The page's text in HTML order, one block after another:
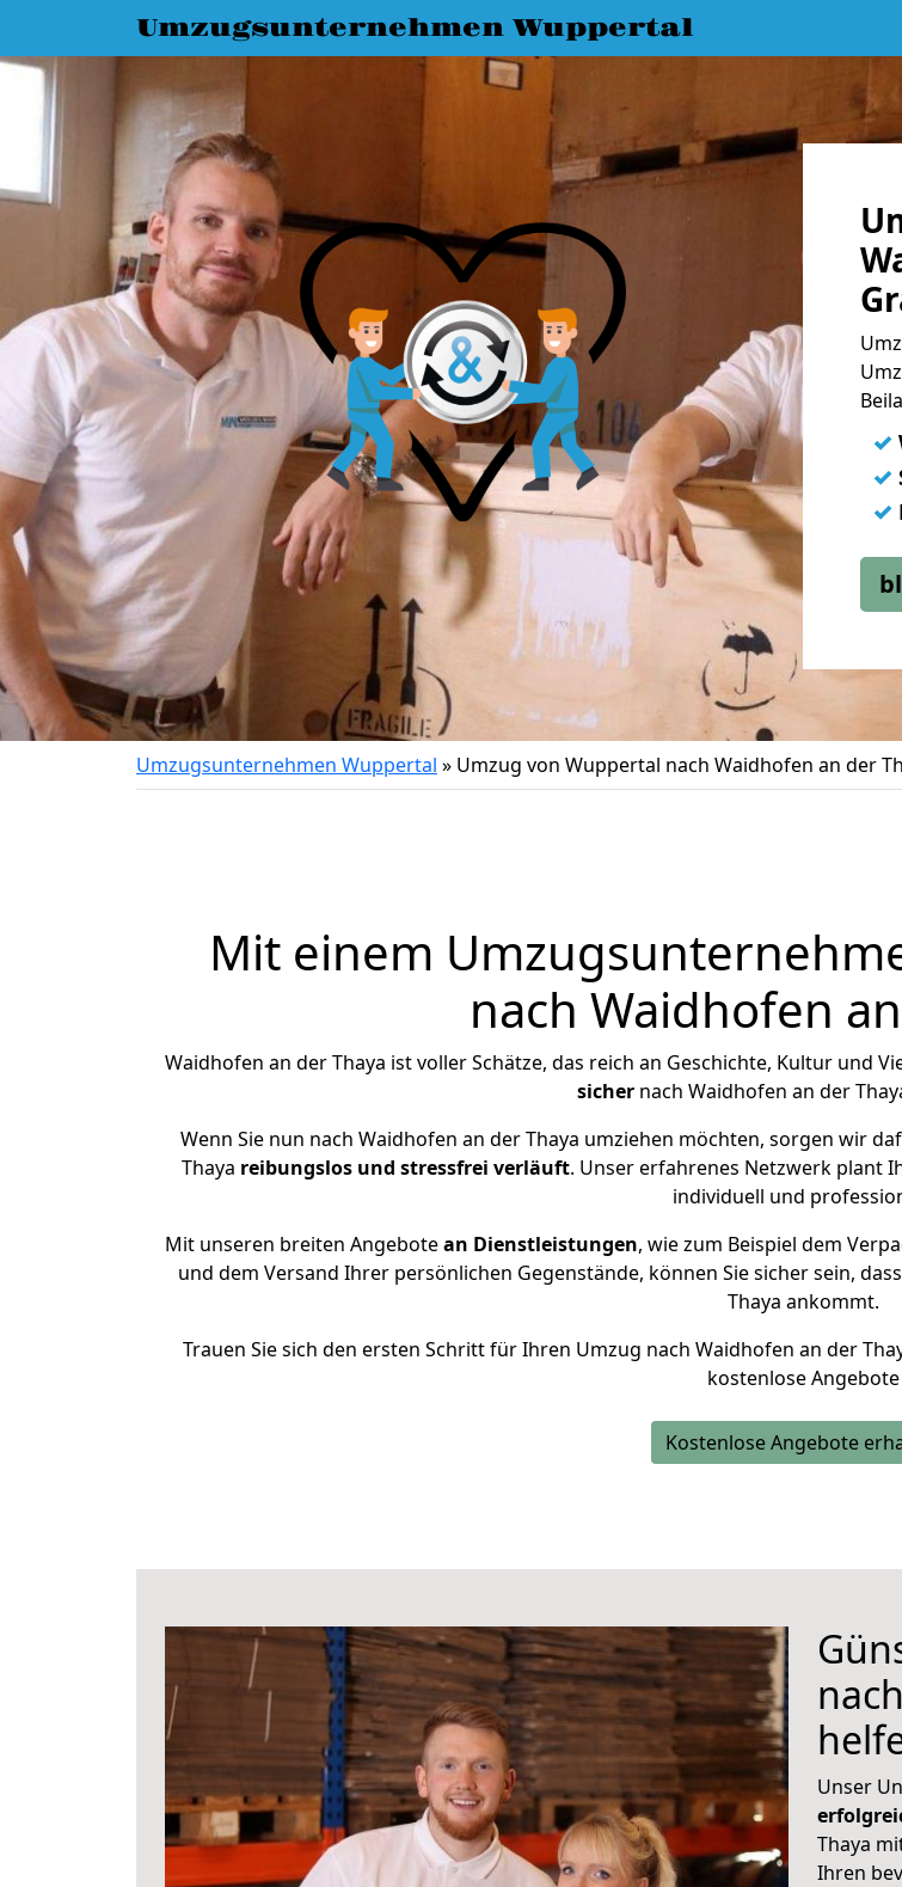
Umzugsunternehmen Wuppertal
✓
✓
✓
Umzugsunternehmen Wuppertal » Umzug von Wuppertal nach Waidhofen an der
Mit einem
nach Waidhofen
Waidhofen an der Thaya ist voller Schätze, das reich an Geschichte, Kultur und
sichernach Waidhofen an der
Wenn Sie nun nach Waidhofen an der Thaya umziehen möchten, sorgen wir
Thaya reibungslos und stressfrei verläuft. Unser erfahrenes Netzwerk plant
individuell und
Mit unseren breiten Angebotean Dienstleistungen, wie zum Beispiel dem
und dem Versand Ihrer persönlichen Gegenstände, können Sie sicher sein,
Thaya ankommt.
Trauen Sie sich den ersten Schritt für Ihren Umzug nach Waidhofen an der
kostenlose Angebote
Kostenlose Angebote
Unser
Thaya
Ihren